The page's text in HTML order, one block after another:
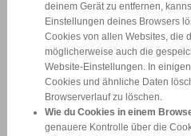
deinem Gerät zu entfernen,
Einstellungen deines Browsers
Cookies von allen Websites, die
möglicherweise auch die
Website-Einstellungen. In
Cookies und ähnliche Daten
Browserverlauf zu löschen.
Wie du Cookies in einem
genauere Kontrolle über die